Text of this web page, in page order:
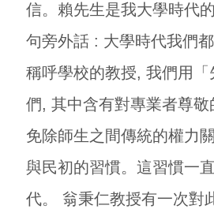
信。賴先生是我大學時代
句旁外話 : 大學時代我們
稱呼學校的教授, 我們用
們, 其中含有對專業者尊
免除師生之間傳統的權力
與民初的習慣。這習慣一
代。 翁秉仁教授有一次對